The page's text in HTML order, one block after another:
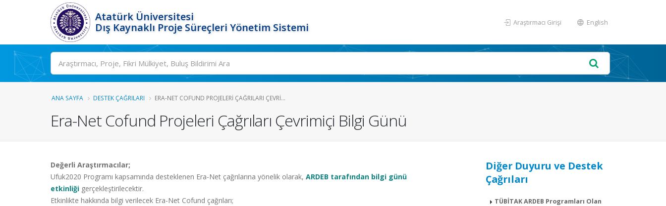
Atatürk Üniversitesi
Dış Kaynaklı Proje Süreçleri Yönetim Sistemi
Araştırmacı Girişi English
ANA SAYFA DESTEK ÇAĞRILARI ERA-NET COFUND PROJELERI ÇAĞRILARI ÇEVRI...
Era-Net Cofund Projeleri Çağrıları Çevrimiçi Bilgi Günü
Değerli Araştırmacılar;
Ufuk2020 Programı kapsamında desteklenen Era-Net çağrılarına yönelik olarak, ARDEB tarafından bilgi günü
etkinliği gerçekleştirilecektir.
Etkinlikte hakkında bilgi verilecek Era-Net Cofund çağrıları;
Diğer Duyuru ve Destek
Çağrıları
TÜBİTAK ARDEB Programları Olan